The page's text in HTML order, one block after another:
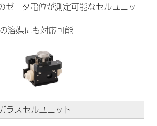
ゼータ電位が測定可能なセルユニッ
溶媒にも対応可能
ラスセルユニット